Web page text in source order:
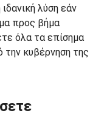
ιδανική λύση εάν
προς βήμα
όλα τα επίσημα
την κυβέρνηση της